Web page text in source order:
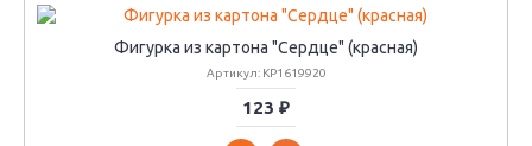
Фигурка из картона "Сердце" (красная)
Артикул: KP1619920
123 ₽